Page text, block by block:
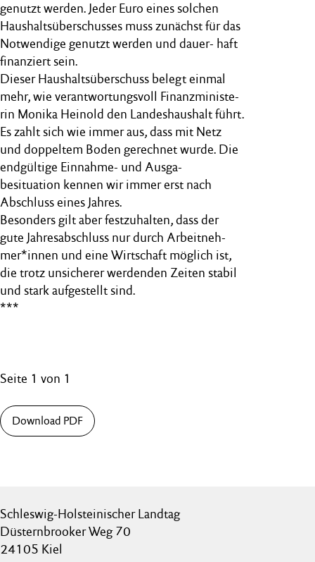
genutzt werden. Jeder Euro eines solchen
Haushaltsüberschusses muss zunächst für das
Notwendige genutzt werden und dauer- haft
finanziert sein.
Dieser Haushaltsüberschuss belegt einmal
mehr, wie verantwortungsvoll Finanzministe-
rin Monika Heinold den Landeshaushalt führt.
Es zahlt sich wie immer aus, dass mit Netz
und doppeltem Boden gerechnet wurde. Die
endgültige Einnahme- und Ausga-
besituation kennen wir immer erst nach
Abschluss eines Jahres.
Besonders gilt aber festzuhalten, dass der
gute Jahresabschluss nur durch Arbeitneh-
mer*innen und eine Wirtschaft möglich ist,
die trotz unsicherer werdenden Zeiten stabil
und stark aufgestellt sind.
***
Seite 1 von 1
Download PDF
Schleswig-Holsteinischer Landtag
Düsternbrooker Weg 70
24105 Kiel